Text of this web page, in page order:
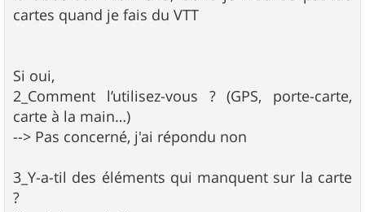
cartes quand je fais du VTT
Si oui,
2_Comment l’utilisez-vous ? (GPS, porte-carte,
carte à la main…)
--> Pas concerné, j'ai répondu non
3_Y-a-til des éléments qui manquent sur la carte
?